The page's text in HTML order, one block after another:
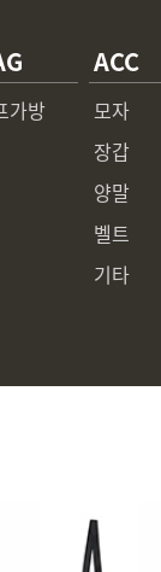
가방
ACC
모자
장갑
양말
벨트
기타